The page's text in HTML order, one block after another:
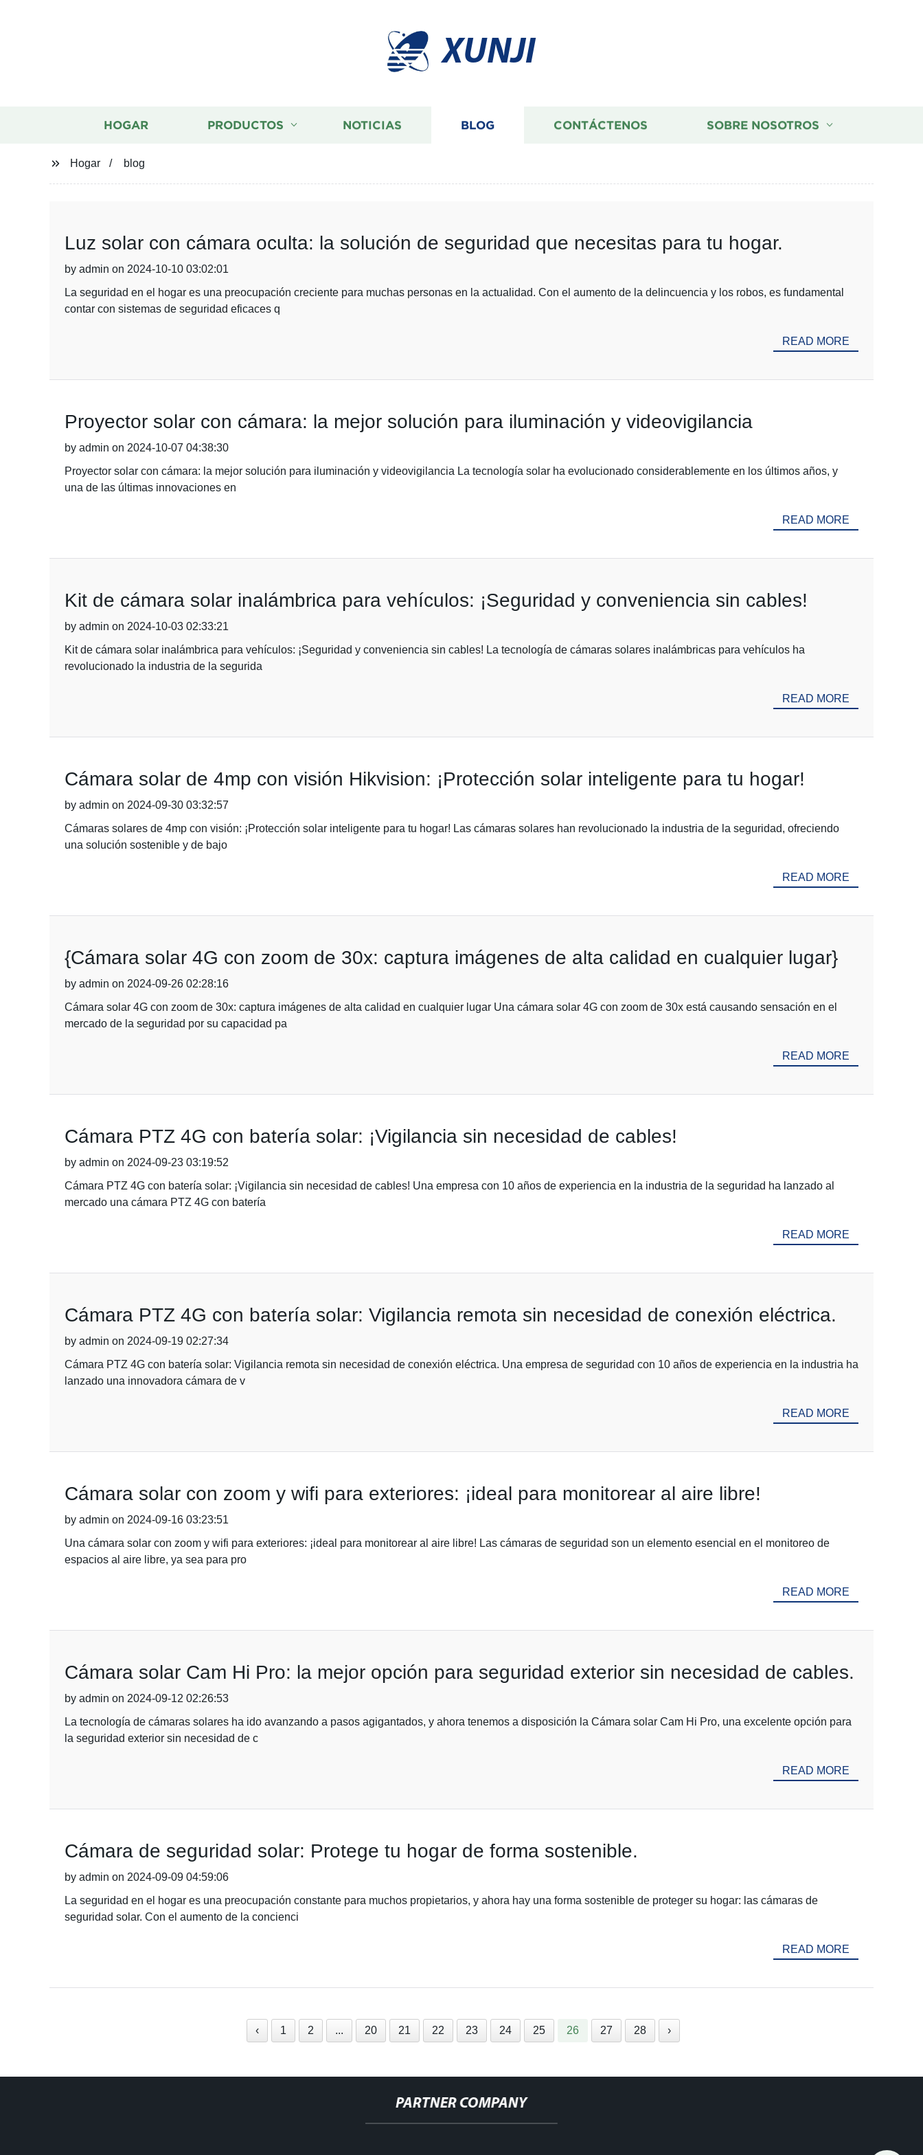
XUNJI
HOGAR PRODUCTOS NOTICIAS BLOG CONTÁCTENOS SOBRE NOSOTROS
Hogar blog
Luz solar con cámara oculta: la solución de seguridad que necesitas para tu hogar.
by admin on 2024-10-10 03:02:01
La seguridad en el hogar es una preocupación creciente para muchas personas en la actualidad. Con el aumento de la delincuencia y los robos, es fundamental
contar con sistemas de seguridad eficaces q
READ MORE
Proyector solar con cámara: la mejor solución para iluminación y videovigilancia
by admin on 2024-10-07 04:38:30
Proyector solar con cámara: la mejor solución para iluminación y videovigilancia La tecnología solar ha evolucionado considerablemente en los últimos años, y
una de las últimas innovaciones en
READ MORE
Kit de cámara solar inalámbrica para vehículos: ¡Seguridad y conveniencia sin cables!
by admin on 2024-10-03 02:33:21
Kit de cámara solar inalámbrica para vehículos: ¡Seguridad y conveniencia sin cables! La tecnología de cámaras solares inalámbricas para vehículos ha
revolucionado la industria de la segurida
READ MORE
Cámara solar de 4mp con visión Hikvision: ¡Protección solar inteligente para tu hogar!
by admin on 2024-09-30 03:32:57
Cámaras solares de 4mp con visión: ¡Protección solar inteligente para tu hogar! Las cámaras solares han revolucionado la industria de la seguridad, ofreciendo
una solución sostenible y de bajo
READ MORE
{Cámara solar 4G con zoom de 30x: captura imágenes de alta calidad en cualquier lugar}
by admin on 2024-09-26 02:28:16
Cámara solar 4G con zoom de 30x: captura imágenes de alta calidad en cualquier lugar Una cámara solar 4G con zoom de 30x está causando sensación en el
mercado de la seguridad por su capacidad pa
READ MORE
Cámara PTZ 4G con batería solar: ¡Vigilancia sin necesidad de cables!
by admin on 2024-09-23 03:19:52
Cámara PTZ 4G con batería solar: ¡Vigilancia sin necesidad de cables! Una empresa con 10 años de experiencia en la industria de la seguridad ha lanzado al
mercado una cámara PTZ 4G con batería
READ MORE
Cámara PTZ 4G con batería solar: Vigilancia remota sin necesidad de conexión eléctrica.
by admin on 2024-09-19 02:27:34
Cámara PTZ 4G con batería solar: Vigilancia remota sin necesidad de conexión eléctrica. Una empresa de seguridad con 10 años de experiencia en la industria ha
lanzado una innovadora cámara de v
READ MORE
Cámara solar con zoom y wifi para exteriores: ¡ideal para monitorear al aire libre!
by admin on 2024-09-16 03:23:51
Una cámara solar con zoom y wifi para exteriores: ¡ideal para monitorear al aire libre! Las cámaras de seguridad son un elemento esencial en el monitoreo de
espacios al aire libre, ya sea para pro
READ MORE
Cámara solar Cam Hi Pro: la mejor opción para seguridad exterior sin necesidad de cables.
by admin on 2024-09-12 02:26:53
La tecnología de cámaras solares ha ido avanzando a pasos agigantados, y ahora tenemos a disposición la Cámara solar Cam Hi Pro, una excelente opción para
la seguridad exterior sin necesidad de c
READ MORE
Cámara de seguridad solar: Protege tu hogar de forma sostenible.
by admin on 2024-09-09 04:59:06
La seguridad en el hogar es una preocupación constante para muchos propietarios, y ahora hay una forma sostenible de proteger su hogar: las cámaras de
seguridad solar. Con el aumento de la concienci
READ MORE
‹ 1 2 ... 20 21 22 23 24 25 26 27 28 ›
PARTNER COMPANY